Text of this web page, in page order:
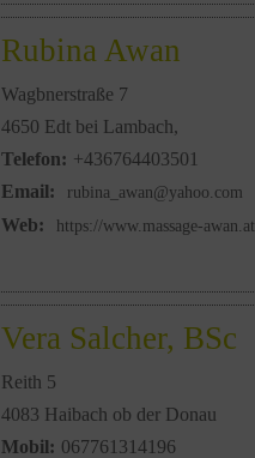
Rubina Awan
Wagbnerstraße 7
4650 Edt bei Lambach,
Telefon: +436764403501
Email:
rubina_awan@yahoo.com
Web: https://www.massage-awan.at
Vera Salcher, BSc
Reith 5
4083 Haibach ob der Donau
Mobil: 067761314196